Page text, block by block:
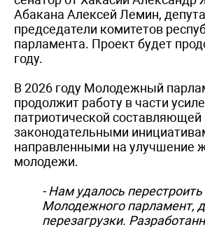
Абакана Алексей Лемин,
председатели комитетов
парламента. Проект будет
году.
В 2026 году Молодежный
продолжит работу в части
патриотической составляющей
законодательными
направленными на улучшение
молодежи.
- Нам удалось перестроить
Молодежного парламент,
перезагрузки.